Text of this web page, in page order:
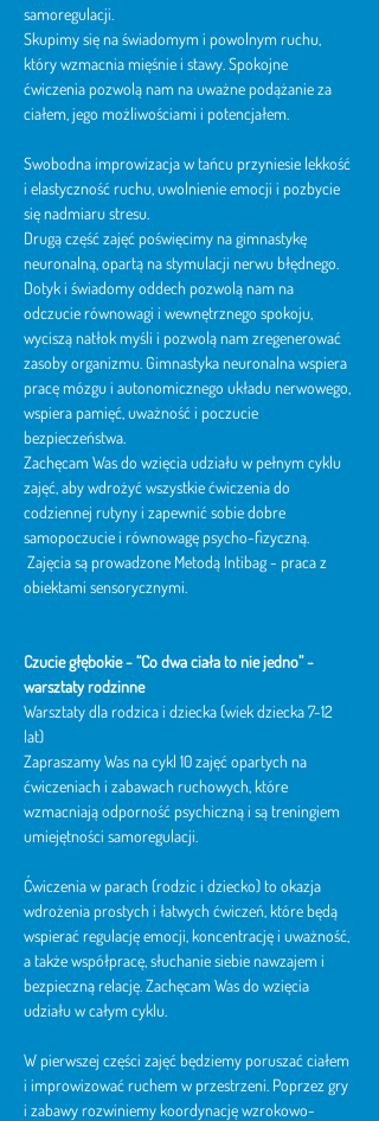
samoregulacji.
Skupimy się na świadomym i powolnym ruchu,
który wzmacnia mięśnie i stawy. Spokojne
ćwiczenia pozwolą nam na uważne podążanie za
ciałem, jego możliwościami i potencjałem.
Swobodna improwizacja w tańcu przyniesie lekkość
i elastyczność ruchu, uwolnienie emocji i pozbycie
się nadmiaru stresu.
Drugą część zajęć poświęcimy na gimnastykę
neuronalną, opartą na stymulacji nerwu błędnego.
Dotyk i świadomy oddech pozwolą nam na
odczucie równowagi i wewnętrznego spokoju,
wyciszą natłok myśli i pozwolą nam zregenerować
zasoby organizmu. Gimnastyka neuronalna wspiera
pracę mózgu i autonomicznego układu nerwowego,
wspiera pamięć, uważność i poczucie
bezpieczeństwa.
Zachęcam Was do wzięcia udziału w pełnym cyklu
zajęć, aby wdrożyć wszystkie ćwiczenia do
codziennej rutyny i zapewnić sobie dobre
samopoczucie i równowagę psycho-fizyczną.
Zajęcia są prowadzone Metodą Intibag - praca z
obiektami sensorycznymi.
Czucie głębokie -“Co dwa ciała to nie jedno” -
warsztaty rodzinne
Warsztaty dla rodzica i dziecka (wiek dziecka 7-12
lat)
Zapraszamy Was na cykl 10 zajęć opartych na
ćwiczeniach i zabawach ruchowych, które
wzmacniają odporność psychiczną i są treningiem
umiejętności samoregulacji.
Ćwiczenia w parach (rodzic i dziecko) to okazja
wdrożenia prostych i łatwych ćwiczeń, które będą
wspierać regulację emocji, koncentrację i uważność,
a także współpracę, słuchanie siebie nawzajem i
bezpieczną relację. Zachęcam Was do wzięcia
udziału w całym cyklu.
W pierwszej części zajęć będziemy poruszać ciałem
i improwizować ruchem w przestrzeni. Poprzez gry
i zabawy rozwiniemy koordynację wzrokowo-